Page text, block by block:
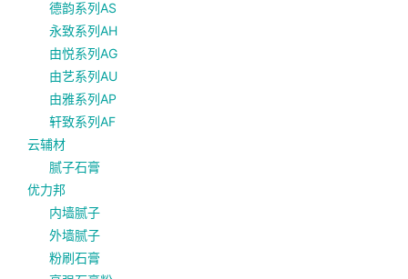
德韵系列AS
永致系列AH
由悦系列AG
由艺系列AU
由雅系列AP
轩致系列AF
云辅材
腻子石膏
优力邦
内墙腻子
外墙腻子
粉刷石膏